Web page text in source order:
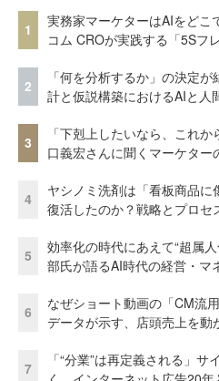
1
実務家マーケターはAIをどこ
コム CROが実践する「5Sフ
2
「何を分析するか」の決定
計と仮説構築におけるAIと人
3
「下剋上したいなら、これ
口義宏さんに聞くマーケター
4
ヤシノミ洗剤は「看板商品
復活したのか？戦略とプロセ
5
効率化の時代にあえて“超属
部氏が語るAI時代の経営・マ
6
なぜショート動画の「CM流
データが示す、店頭売上を動
7
「“分業”は再定義される」